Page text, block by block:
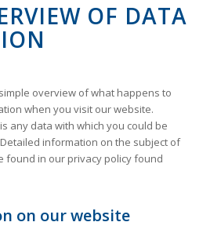
OF DATA
overview of what happens to
when you visit our website.
any data with which you could be
information on the subject of
found in our privacy policy found
on our website